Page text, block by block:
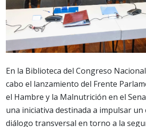
En la Biblioteca del Congreso
cabo el lanzamiento del Frente
el Hambre y la Malnutrición en el
una iniciativa destinada a impulsar un
diálogo transversal en torno a la